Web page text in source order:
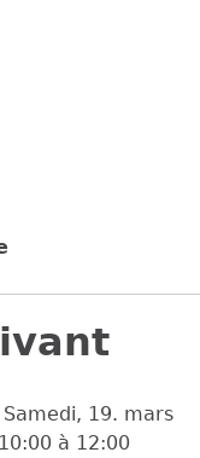
Samedi, 19. mars
10:00 à 12:00